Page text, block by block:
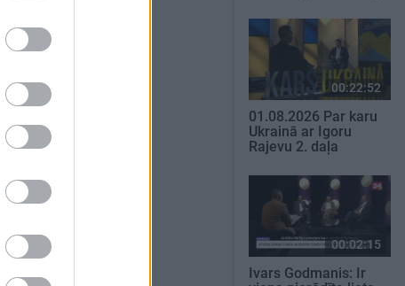
00:22:52
01.08.2026 Par karu
Ukrainā ar Igoru
Rajevu 2. daļa
00:02:15
Ivars Godmanis: Ir